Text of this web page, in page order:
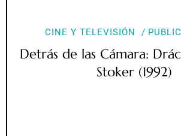
CINE Y TELEVISIÓN
Detrás de las Cámara:
Stoker (1992)